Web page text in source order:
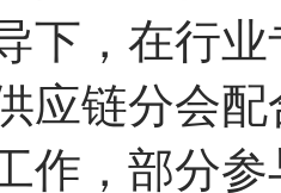
要保障基
。中国商
，中国商